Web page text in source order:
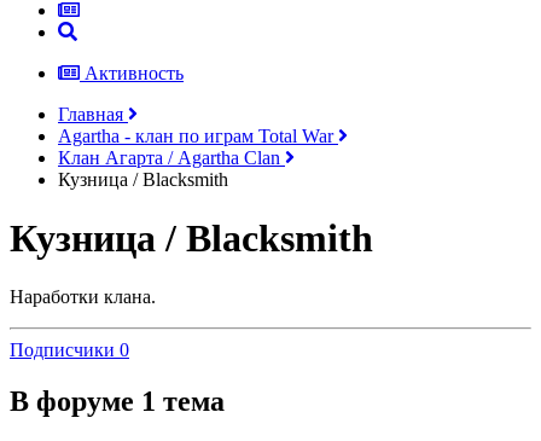
Активность
Главная
Аgartha - клан по играм Total War
Клан Агарта / Agartha Clan
Кузница / Blacksmith
Кузница / Blacksmith
Наработки клана.
Подписчики 0
В форуме 1 тема